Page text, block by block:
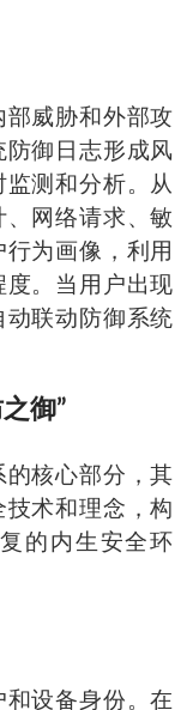
部威胁和外部攻
御日志形成风
测和分析。从
网络请求、敏
为画像，利用
。当用户出现
联动防御系统
御”
的核心部分，其
术和理念，构
的内生安全环
设备身份。在